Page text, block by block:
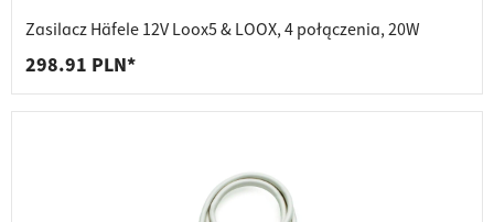
Zasilacz Häfele 12V Loox5 & LOOX, 4 połączenia, 20W
298.91 PLN*